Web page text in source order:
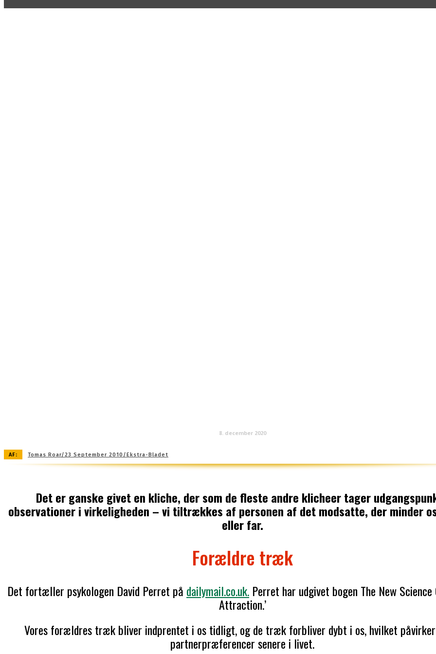
8. december 2020
AF: Tomas Roar/23 September 2010/Ekstra-Bladet
Det er ganske givet en kliche, der som de fleste andre klicheer tager
observationer i virkeligheden – vi tiltrækkes af personen af det modsatte, der minder
eller far.
Forældre træk
Det fortæller psykologen David Perret på dailymail.co.uk. Perret har udgivet bogen The New
Attraction.’
Vores forældres træk bliver indprentet i os tidligt, og de træk forbliver dybt i os, hvilket
partnerpræferencer senere i livet.